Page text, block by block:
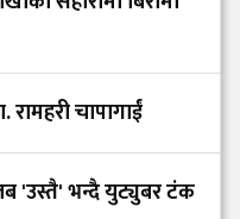
चापागाईं
'उस्तै' भन्दै युट्युबर टंक